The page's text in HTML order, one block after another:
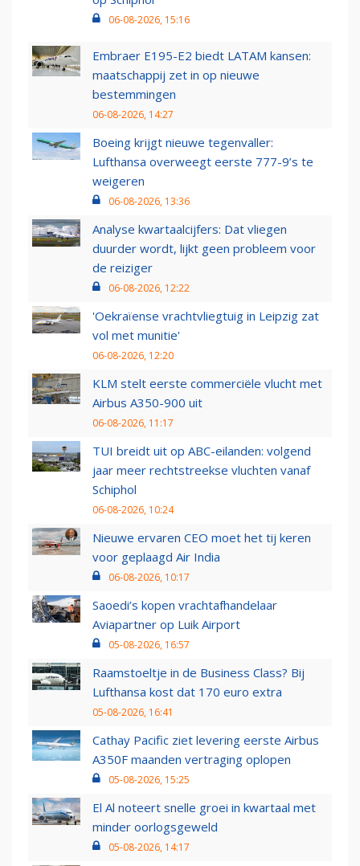
06-08-2026, 15:16
Embraer E195-E2 biedt LATAM kansen:
maatschappij zet in op nieuwe
bestemmingen
06-08-2026, 14:27
Boeing krijgt nieuwe tegenvaller:
Lufthansa overweegt eerste 777-9’s te
weigeren
06-08-2026, 13:36
Analyse kwartaalcijfers: Dat vliegen
duurder wordt, lijkt geen probleem voor
de reiziger
06-08-2026, 12:22
'Oekraïense vrachtvliegtuig in Leipzig zat
vol met munitie'
06-08-2026, 12:20
KLM stelt eerste commerciële vlucht met
Airbus A350-900 uit
06-08-2026, 11:17
TUI breidt uit op ABC-eilanden: volgend
jaar meer rechtstreekse vluchten vanaf
Schiphol
06-08-2026, 10:24
Nieuwe ervaren CEO moet het tij keren
voor geplaagd Air India
06-08-2026, 10:17
Saoedi’s kopen vrachtafhandelaar
Aviapartner op Luik Airport
05-08-2026, 16:57
Raamstoeltje in de Business Class? Bij
Lufthansa kost dat 170 euro extra
05-08-2026, 16:41
Cathay Pacific ziet levering eerste Airbus
A350F maanden vertraging oplopen
05-08-2026, 15:25
El Al noteert snelle groei in kwartaal met
minder oorlogsgeweld
05-08-2026, 14:17